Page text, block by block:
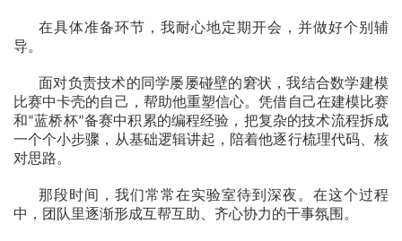
在具体准备环节，我耐心地定期开会，并做好个别辅
导。
面对负责技术的同学屡屡碰壁的窘状，我结合数学建模
比赛中卡壳的自己，帮助他重塑信心。凭借自己在建模比赛
和“蓝桥杯”备赛中积累的编程经验，把复杂的技术流程拆成
一个个小步骤，从基础逻辑讲起，陪着他逐行梳理代码、核
对思路。
那段时间，我们常常在实验室待到深夜。在这个过程
中，团队里逐渐形成互帮互助、齐心协力的干事氛围。